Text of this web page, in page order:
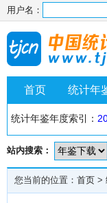
用户名：
首页 统计年
统计年鉴年度索引：
站内搜索：
您当前的位置： 首页 >